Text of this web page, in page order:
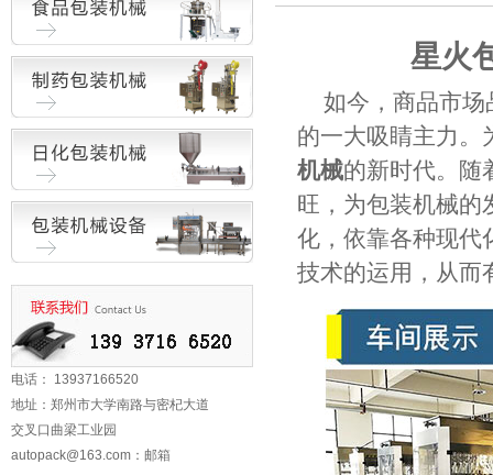
电话： 13937166520
地址：郑州市大学南路与密杞大道
交叉口曲梁工业园
autopack@163.com ：邮箱
星火
如今，商品市
的一大吸睛主力。
机械的新时代。随
旺，为包装机械的
化，依靠各种现代
技术的运用，从而